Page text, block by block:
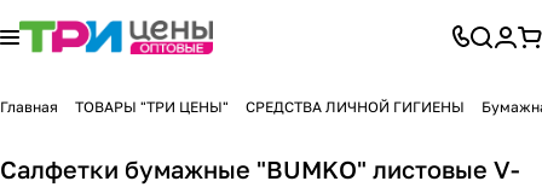
Главная ТОВАРЫ "ТРИ ЦЕНЫ" СРЕДСТВА ЛИЧНОЙ ГИГИЕНЫ
Салфетки бумажные "BUMKO" листовые V-